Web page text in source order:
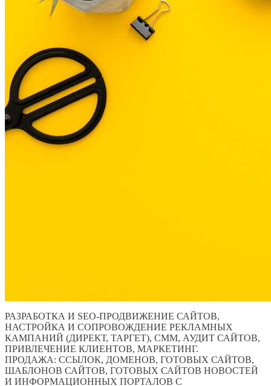
РАЗРАБОТКА И SEO-ПРОДВИЖЕНИЕ САЙТОВ,
НАСТРОЙКА И СОПРОВОЖДЕНИЕ РЕКЛАМНЫХ
КАМПАНИЙ (ДИРЕКТ, ТАРГЕТ), СММ, АУДИТ САЙТОВ,
ПРИВЛЕЧЕНИЕ КЛИЕНТОВ, МАРКЕТИНГ.
ПРОДАЖА: ССЫЛОК, ДОМЕНОВ, ГОТОВЫХ САЙТОВ,
ШАБЛОНОВ САЙТОВ, ГОТОВЫХ САЙТОВ НОВОСТЕЙ
И ИНФОРМАЦИОННЫХ ПОРТАЛОВ С